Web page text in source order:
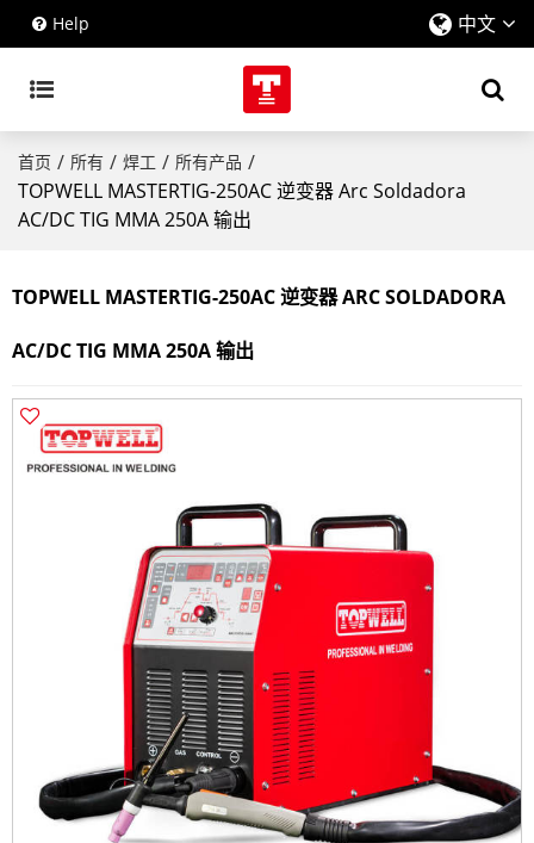
Help 中文
首页 / 所有 / 焊工 / 所有产品 /
TOPWELL MASTERTIG-250AC 逆变器 Arc Soldadora
AC/DC TIG MMA 250A 输出
TOPWELL MASTERTIG-250AC 逆变器 ARC SOLDADORA
AC/DC TIG MMA 250A 输出